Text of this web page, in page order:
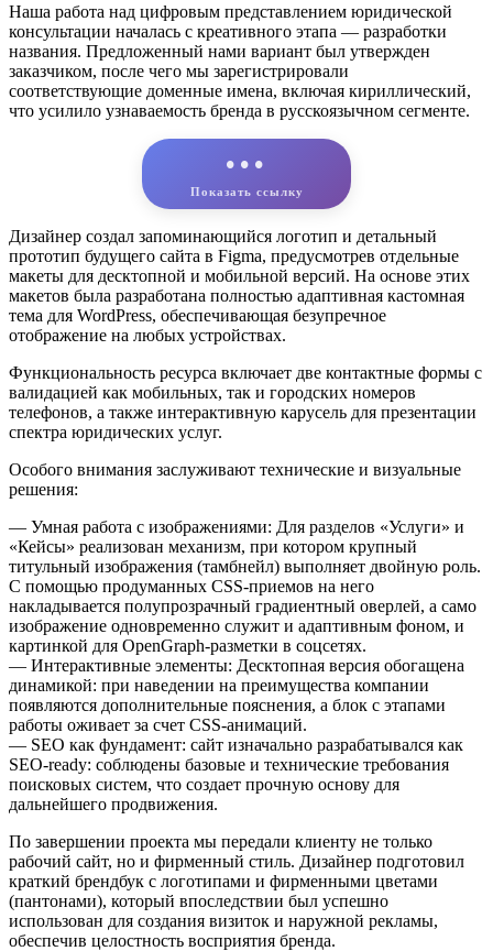
Наша работа над цифровым представлением юридической
консультации началась с креативного этапа — разработки
названия. Предложенный нами вариант был утвержден
заказчиком, после чего мы зарегистрировали
соответствующие доменные имена, включая кириллический,
что усилило узнаваемость бренда в русскоязычном сегменте.
•••
Показать ссылку
Дизайнер создал запоминающийся логотип и детальный
прототип будущего сайта в Figma, предусмотрев отдельные
макеты для десктопной и мобильной версий. На основе этих
макетов была разработана полностью адаптивная кастомная
тема для WordPress, обеспечивающая безупречное
отображение на любых устройствах.
Функциональность ресурса включает две контактные формы с
валидацией как мобильных, так и городских номеров
телефонов, а также интерактивную карусель для презентации
спектра юридических услуг.
Особого внимания заслуживают технические и визуальные
решения:
— Умная работа с изображениями: Для разделов «Услуги» и
«Кейсы» реализован механизм, при котором крупный
титульный изображения (тамбнейл) выполняет двойную роль.
С помощью продуманных CSS-приемов на него
накладывается полупрозрачный градиентный оверлей, а само
изображение одновременно служит и адаптивным фоном, и
картинкой для OpenGraph-разметки в соцсетях.
— Интерактивные элементы: Десктопная версия обогащена
динамикой: при наведении на преимущества компании
появляются дополнительные пояснения, а блок с этапами
работы оживает за счет CSS-анимаций.
— SEO как фундамент: сайт изначально разрабатывался как
SEO-ready: соблюдены базовые и технические требования
поисковых систем, что создает прочную основу для
дальнейшего продвижения.
По завершении проекта мы передали клиенту не только
рабочий сайт, но и фирменный стиль. Дизайнер подготовил
краткий брендбук с логотипами и фирменными цветами
(пантонами), который впоследствии был успешно
использован для создания визиток и наружной рекламы,
обеспечив целостность восприятия бренда.